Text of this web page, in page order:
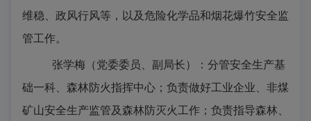
维稳、政风行风等，以及危险化学品和烟花爆竹安全监
管工作。
张学梅（党委委员、副局长）：分管安全生产基
础一科、森林防火指挥中心；负责做好工业企业、 非煤
矿山安全生产监管及森林防灭火工作；负责指导森林、